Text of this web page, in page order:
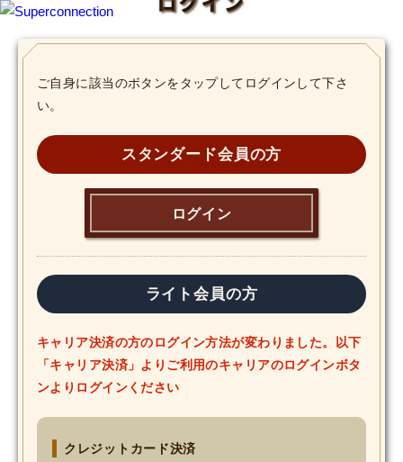
ご自身に該当のボタンをタップしてログインして下さ
い。
スタンダード会員の方
ログイン
ライト会員の方
キャリア決済の方のログイン方法が変わりました。以下
「キャリア決済」よりご利用のキャリアのログインボタ
ンよりログインください
クレジットカード決済
INFO
SHIHO’s DIARY
STAFF DIARY
SHIHO’s VOICE
We Spy!
SPECIAL
#Throwback
MOVIE